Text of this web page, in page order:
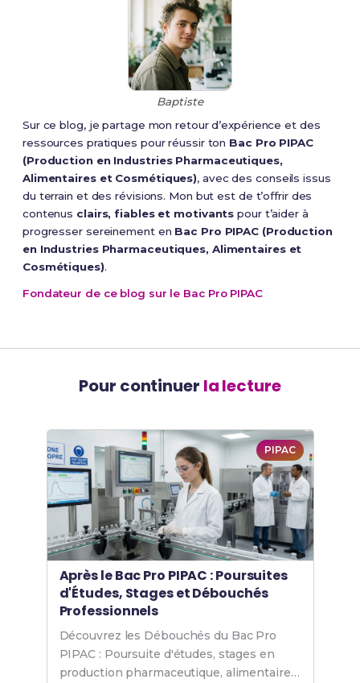
Baptiste
Sur ce blog, je partage mon retour d’expérience et des
ressources pratiques pour réussir ton Bac Pro PIPAC
(Production en Industries Pharmaceutiques,
Alimentaires et Cosmétiques), avec des conseils issus
du terrain et des révisions. Mon but est de t’offrir des
contenus clairs, fiables et motivants pour t’aider à
progresser sereinement en Bac Pro PIPAC (Production
en Industries Pharmaceutiques, Alimentaires et
Cosmétiques).
Fondateur de ce blog sur le Bac Pro PIPAC
Pour continuer la lecture
PIPAC
Après le Bac Pro PIPAC : Poursuites
d'Études, Stages et Débouchés
Professionnels
Découvrez les Débouchés du Bac Pro
PIPAC : Poursuite d'études, stages en
production pharmaceutique, alimentaire